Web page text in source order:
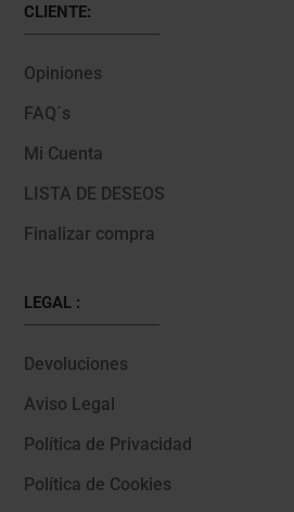
CLIENTE:
Opiniones
FAQ´s
Mi Cuenta
LISTA DE DESEOS
Finalizar compra
LEGAL :
Devoluciones
Aviso Legal
Política de Privacidad
Política de Cookies